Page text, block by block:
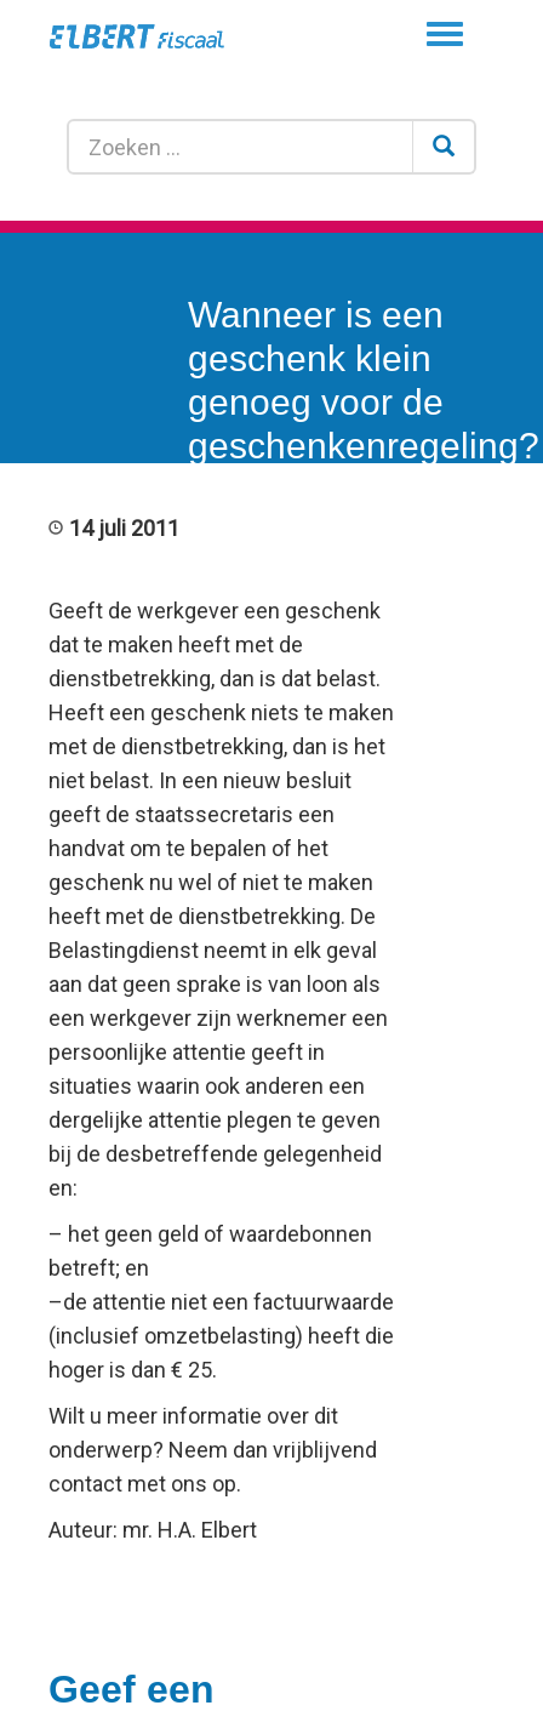
Toggle
Wanneer is een
geschenk klein
genoeg voor de
geschenkenregeling?
14 juli 2011
Geeft de werkgever een geschenk
dat te maken heeft met de
dienstbetrekking, dan is dat belast.
Heeft een geschenk niets te maken
met de dienstbetrekking, dan is het
niet belast. In een nieuw besluit
geeft de staatssecretaris een
handvat om te bepalen of het
geschenk nu wel of niet te maken
heeft met de dienstbetrekking. De
Belastingdienst neemt in elk geval
aan dat geen sprake is van loon als
een werkgever zijn werknemer een
persoonlijke attentie geeft in
situaties waarin ook anderen een
dergelijke attentie plegen te geven
bij de desbetreffende gelegenheid
en:
– het geen geld of waardebonnen
betreft; en
–de attentie niet een factuurwaarde
(inclusief omzetbelasting) heeft die
hoger is dan € 25.
Wilt u meer informatie over dit
onderwerp? Neem dan vrijblijvend
contact met ons op.
Auteur: mr. H.A. Elbert
Geef een